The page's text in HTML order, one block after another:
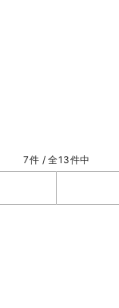
7件 / 全13件中